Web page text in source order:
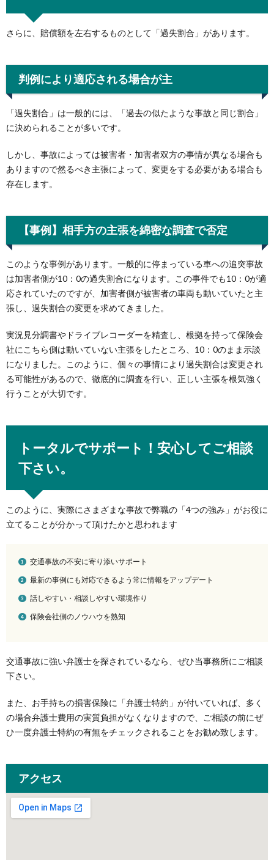
さらに、賠償額を左右するものとして「過失割合」があります。
判例により適応される場合が主
「過失割合」は一般的には、「過去の似たような事故と同じ割合」
に決められることが多いです。
しかし、事故によっては被害者・加害者双方の事情が異なる場合も
ありますので然るべき主張によって、変更をする必要がある場合も
存在します。
【事例】相手方の主張を綿密な調査で否定
このような事例があります。一般的に停まっている車への追突事故
は加害者側が10：0の過失割合になります。この事件でも10：0が適
応されていたのですが、加害者側が被害者の車両も動いていたと主
張し、過失割合の変更を求めてきました。
実況見分調書やドライブレコーダーを精査し、根拠を持って保険会
社にこちら側は動いていない主張をしたところ、10：0のまま示談
になりました。このように、個々の事情により過失割合は変更され
る可能性があるので、徹底的に調査を行い、正しい主張を根気強く
行うことが大切です。
トータルでサポート！安心してご相談
下さい。
このように、実際にさまざまな事故で弊職の「4つの強み」がお役に
立てることが分かって頂けたかと思われます
交通事故の不安に寄り添いサポート
最新の事例にも対応できるよう常に情報をアップデート
話しやすい・相談しやすい環境作り
保険会社側のノウハウを熟知
交通事故に強い弁護士を探されているなら、ぜひ当事務所にご相談
下さい。
また、お手持ちの損害保険に「弁護士特約」が付いていれば、多く
の場合弁護士費用の実質負担がなくなりますので、ご相談の前にぜ
ひ一度弁護士特約の有無をチェックされることをお勧め致します。
アクセス